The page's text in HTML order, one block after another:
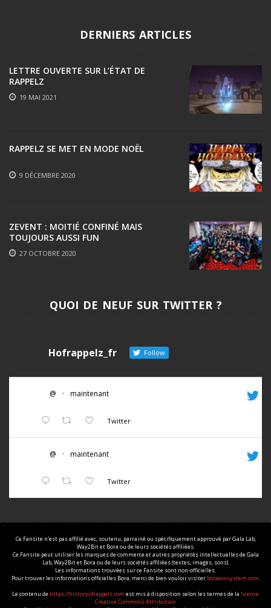
DERNIERS ARTICLES
LETTRE OUVERTE SUR L’ÉTAT DE
RAPPELZ
19 MAI 2021
RAPPELZ SE MET EN MODE NOËL
9 DÉCEMBRE 2020
ZEVENT : MOITIÉ CONFINÉ MAIS
TOUJOURS AUSSI FUN
27 OCTOBRE 2020
QUOI DE NEUF SUR TWITTER ?
Hofrappelz_fr Follow
@ · maintenant
Twitter
@ · maintenant
Twitter
Ce Fansite n'est pas affilié avec, soutenu, parrainé ou spécifiquement approuvé par Gala Lab,
Way2Bit et Bora ou de leurs sociétés affiliées.
Ce Fansite peut utiliser les marques de commerce et autres propriétés intellectuelles de Gala
Lab, Way2Bit et Bora ou de leurs sociétés affiliées (textes, images, sons).
Les informations trouvées sur ce Fansite sont non-officielles.
Pour trouver les informations officielles Bora, merci de bien vouloir visiter boraecosystem.com.
Le contenu de https://historyofrappelz.com est mis à disposition selon les termes de la licence
Creative Commons Attribution